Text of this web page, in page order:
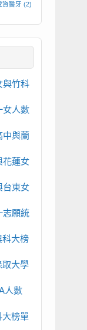
資醫牙 (2)
與竹科
女人數
中與蘭
花蓮女
台東女
志願統
科大榜
取大學
人數
榜單